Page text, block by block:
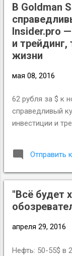
В Goldman
Insider.pro
и трейдинг,
жизни
мая 08, 2016
62 рубля за $ к
справедливый
инвестиции и
Отправить
"Всё будет
апреля 29, 2016
Нефть: 50-55$ в